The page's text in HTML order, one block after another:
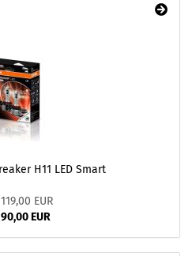
H11 LED Smart
EUR
EUR